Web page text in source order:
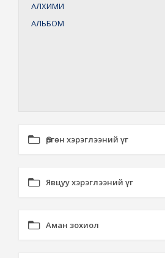
АЛХИМИ
АЛЬБОМ
Өргөн хэрэглээний үг
Явцуу хэрэглээний үг
Аман зохиол